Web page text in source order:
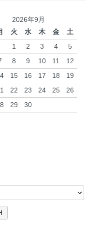
2026年9月
火 水 木 金
土
1
2 3 4
5
8 9 10 11
12
15 16 17 18
19
22 23 24 25
26
29 30